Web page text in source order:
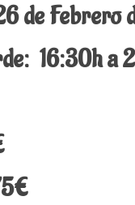
de Febrero
16:30h
75€